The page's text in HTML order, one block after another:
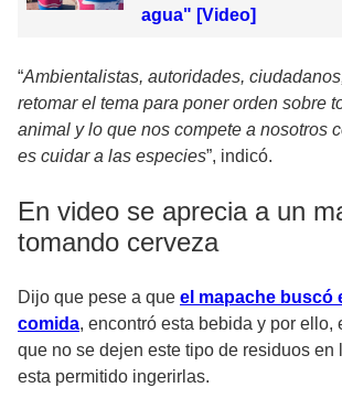
agua" [Video]
“Ambientalistas, autoridades,
retomar el tema para poner orden sobre
animal y lo que nos compete a nosotros
es cuidar a las especies”, indicó.
En video se aprecia a un
tomando cerveza
Dijo que pese a que el mapache buscó
comida, encontró esta bebida y por ello,
que no se dejen este tipo de residuos en
esta permitido ingerirlas.